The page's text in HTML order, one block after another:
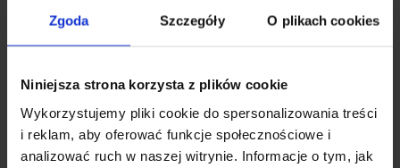
Zgoda Szczegóły O plikach cookies
Niniejsza strona korzysta z plików cookie
Wykorzystujemy pliki cookie do spersonalizowania treści
i reklam, aby oferować funkcje społecznościowe i
analizować ruch w naszej witrynie. Informacje o tym, jak